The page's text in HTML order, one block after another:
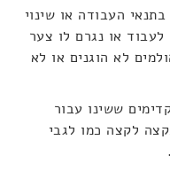
העבודה או שינוי
או נגרם לו צער
לא הוגנים או לא
ששינו עבור
לקצה כמו לגבי